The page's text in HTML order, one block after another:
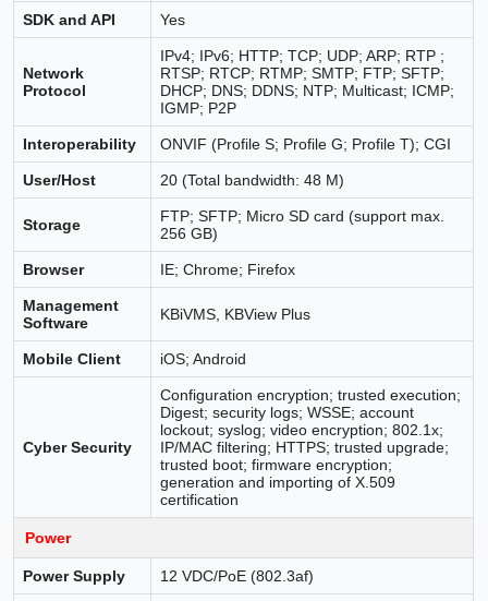
SDK and API Yes
Network
Protocol
IPv4; IPv6; HTTP; TCP; UDP; ARP; RTP ;
RTSP; RTCP; RTMP; SMTP; FTP; SFTP;
DHCP; DNS; DDNS; NTP; Multicast; ICMP;
IGMP; P2P
Interoperability ONVIF (Profile S; Profile G; Profile T); CGI
User/Host 20 (Total bandwidth: 48 M)
Storage
FTP; SFTP; Micro SD card (support max.
256 GB)
Browser IE; Chrome; Firefox
Management
Software
KBiVMS, KBView Plus
Mobile Client iOS; Android
Cyber Security
Configuration encryption; trusted execution;
Digest; security logs; WSSE; account
lockout; syslog; video encryption; 802.1x;
IP/MAC filtering; HTTPS; trusted upgrade;
trusted boot; firmware encryption;
generation and importing of X.509
certification
Power
Power Supply 12 VDC/PoE (802.3af)